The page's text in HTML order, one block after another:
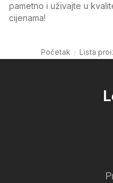
pametno i uživajte u
cijenama!
Početak Lista